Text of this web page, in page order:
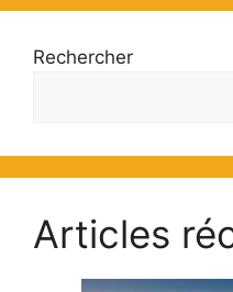
Rechercher
Articles